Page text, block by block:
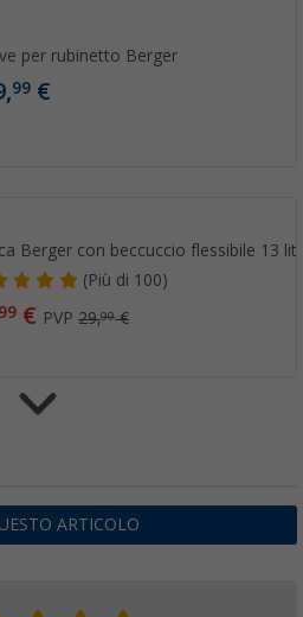
per rubinetto Berger
99 €
Berger con beccuccio flessibile 13
(Più di 100)
99 € PVP29,99€
(Più di100)
99€ ARTICOLO